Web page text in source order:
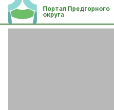
Портал Предгорного
округа